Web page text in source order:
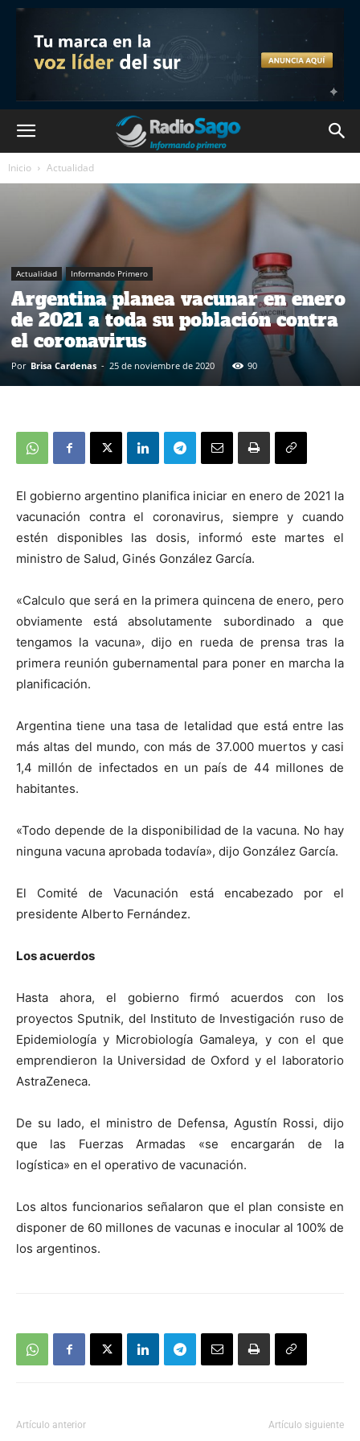
Inicio Actualidad
Actualidad Informando Primero
Argentina planea vacunar en enero
de 2021 a toda su población contra
el coronavirus
Por Brisa Cardenas - 25 de noviembre de 2020 90
El gobierno argentino planifica iniciar en enero de 2021 la
vacunación contra el coronavirus, siempre y cuando
estén disponibles las dosis, informó este martes el
ministro de Salud, Ginés González García.
«Calculo que será en la primera quincena de enero, pero
obviamente está absolutamente subordinado a que
tengamos la vacuna», dijo en rueda de prensa tras la
primera reunión gubernamental para poner en marcha la
planificación.
Argentina tiene una tasa de letalidad que está entre las
más altas del mundo, con más de 37.000 muertos y casi
1,4 millón de infectados en un país de 44 millones de
habitantes.
«Todo depende de la disponibilidad de la vacuna. No hay
ninguna vacuna aprobada todavía», dijo González García.
El Comité de Vacunación está encabezado por el
presidente Alberto Fernández.
Los acuerdos
Hasta ahora, el gobierno firmó acuerdos con los
proyectos Sputnik, del Instituto de Investigación ruso de
Epidemiología y Microbiología Gamaleya, y con el que
emprendieron la Universidad de Oxford y el laboratorio
AstraZeneca.
De su lado, el ministro de Defensa, Agustín Rossi, dijo
que las Fuerzas Armadas «se encargarán de la
logística» en el operativo de vacunación.
Los altos funcionarios señalaron que el plan consiste en
disponer de 60 millones de vacunas e inocular al 100% de
los argentinos.
Artículo anterior Artículo siguiente